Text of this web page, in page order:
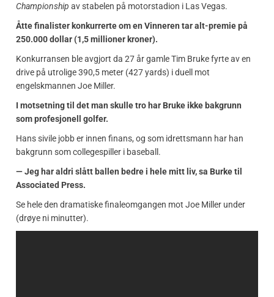
Championship av stabelen på motorstadion i Las Vegas.
Åtte finalister konkurrerte om en Vinneren tar alt-premie på
250.000 dollar (1,5 millioner kroner).
Konkurransen ble avgjort da 27 år gamle Tim Bruke fyrte av en
drive på utrolige 390,5 meter (427 yards) i duell mot
engelskmannen Joe Miller.
I motsetning til det man skulle tro har Bruke ikke bakgrunn
som profesjonell golfer.
Hans sivile jobb er innen finans, og som idrettsmann har han
bakgrunn som collegespiller i baseball.
— Jeg har aldri slått ballen bedre i hele mitt liv, sa Burke til
Associated Press.
Se hele den dramatiske finaleomgangen mot Joe Miller under
(drøye ni minutter).